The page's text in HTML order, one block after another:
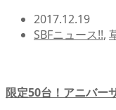
2017.12.19
SBFニュース!!,
限定50台！アニバー